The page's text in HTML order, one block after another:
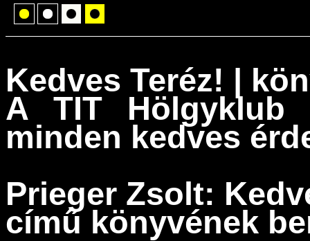
Kedves Teréz! |
A TIT Hölgyklub
minden kedves
Prieger Zsolt:
című könyvének